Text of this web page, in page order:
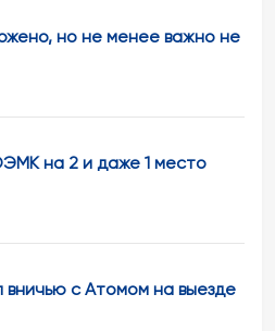
но не менее важно не
на 2 и даже 1 место
с Атомом на выезде